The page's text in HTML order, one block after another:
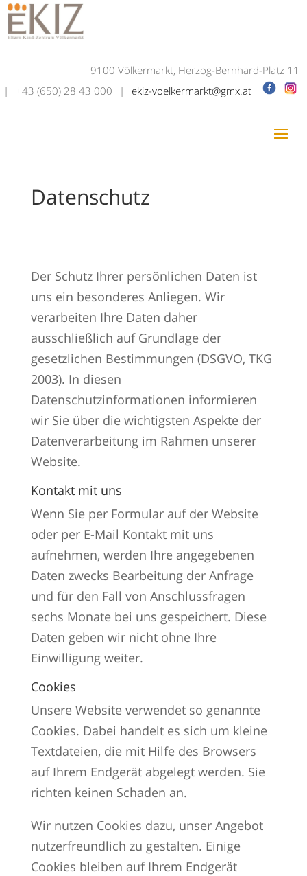
9100 Völkermarkt, Herzog-Bernhard-Platz 11
|
+43 (650) 28 43 000 | ekiz-voelkermarkt@gmx.at
Datenschutz
Der Schutz Ihrer persönlichen Daten ist
uns ein besonderes Anliegen. Wir
verarbeiten Ihre Daten daher
ausschließlich auf Grundlage der
gesetzlichen Bestimmungen (DSGVO, TKG
2003). In diesen
Datenschutzinformationen informieren
wir Sie über die wichtigsten Aspekte der
Datenverarbeitung im Rahmen unserer
Website.
Kontakt mit uns
Wenn Sie per Formular auf der Website
oder per E-Mail Kontakt mit uns
aufnehmen, werden Ihre angegebenen
Daten zwecks Bearbeitung der Anfrage
und für den Fall von Anschlussfragen
sechs Monate bei uns gespeichert. Diese
Daten geben wir nicht ohne Ihre
Einwilligung weiter.
Cookies
Unsere Website verwendet so genannte
Cookies. Dabei handelt es sich um kleine
Textdateien, die mit Hilfe des Browsers
auf Ihrem Endgerät abgelegt werden. Sie
richten keinen Schaden an.
Wir nutzen Cookies dazu, unser Angebot
nutzerfreundlich zu gestalten. Einige
Cookies bleiben auf Ihrem Endgerät